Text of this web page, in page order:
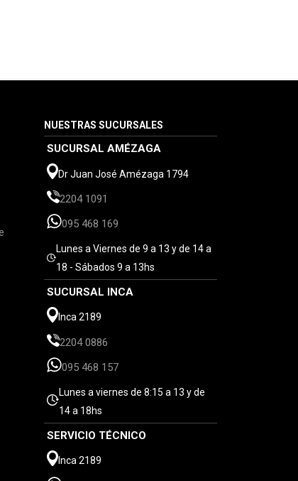
NUESTRAS SUCURSALES
SUCURSAL AMÉZAGA
Dr Juan José Amézaga 1794
2204 1091
095 468 169
Lunes a Viernes de 9 a 13 y de 14 a
18 - Sábados 9 a 13hs
SUCURSAL INCA
Inca 2189
2204 0886
095 468 157
Lunes a viernes de 8:15 a 13 y de
14 a 18hs
SERVICIO TÉCNICO
Inca 2189